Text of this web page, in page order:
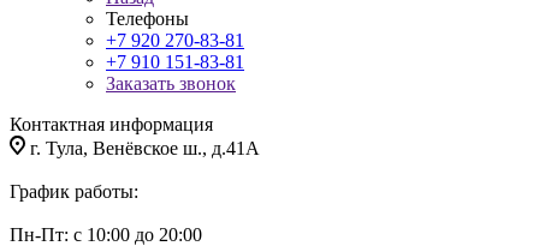
Телефоны
+7 920 270-83-81
+7 910 151-83-81
Заказать звонок
Контактная информация
г. Тула, Венёвское ш., д.41А
График работы:
Пн-Пт: с 10:00 до 20:00